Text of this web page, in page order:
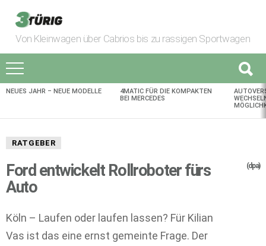
Von Kleinwagen über Cabrios bis zu rassigen Sportwagen
AKTUELLES
NEUES JAHR – NEUE MODELLE
4MATIC FÜR DIE KOMPAKTEN
BEI MERCEDES
RATGEBER
Ford entwickelt Rollroboter fürs
Auto
(dpa)
Köln – Laufen oder laufen lassen? Für Kilian
Vas ist das eine ernst gemeinte Frage. Der